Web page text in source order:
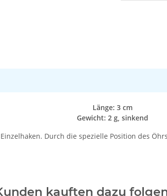
Länge: 3 cm
Gewicht: 2 g, sinkend
Durch die spezielle Position des
kauften dazu